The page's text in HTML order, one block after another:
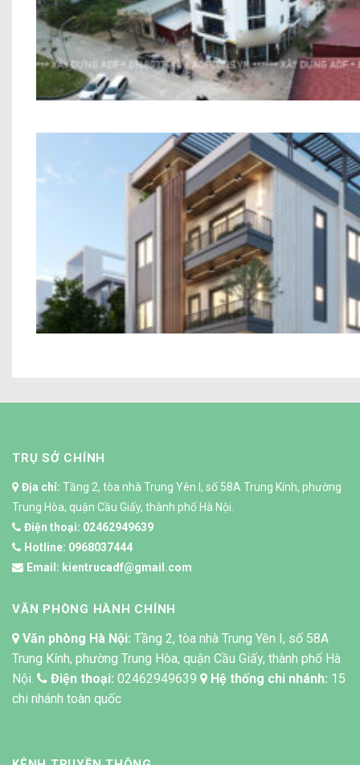
Nhà ở kết hợp kinh doanh Anh Bình
Công trình chị Hiền – Quảng
TRỤ SỞ CHÍNH
Địa chỉ: Tầng 2, tòa nhà Trung Yên I, số 58A Trung Kính, phường
Trung Hòa, quận Cầu Giấy, thành phố Hà Nội.
Điện thoại: 02462949639
Hotline: 0968037444
Email: kientrucadf@gmail.com
VĂN PHÒNG HÀNH CHÍNH
Văn phòng Hà Nội: Tầng 2, tòa nhà Trung Yên I, số 58A
Trung Kính, phường Trung Hòa, quận Cầu Giấy, thành phố Hà
Nội.
Điện thoại: 02462949639 Hệ thống chi nhánh: 15
chi nhánh toàn quốc